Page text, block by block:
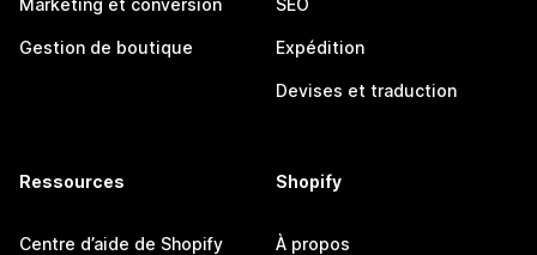
Marketing et conversion
Gestion de boutique
SEO
Expédition
Devises et traduction
Ressources
Centre d’aide de Shopify
Shopify
À propos